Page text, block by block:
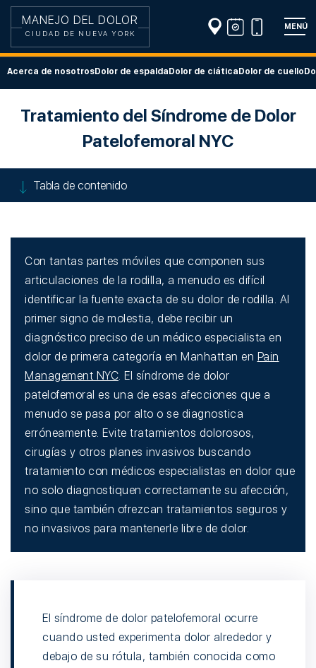
MANEJO DEL DOLOR
CIUDAD DE NUEVA YORK
Acerca de nosotrosDolor de espalda Dolor de ciática Dolor de cuello
MENÚ
Tratamiento del Síndrome de Dolor
Patelofemoral NYC
Tabla de contenido
Con tantas partes móviles que componen sus
articulaciones de la rodilla, a menudo es difícil
identificar la fuente exacta de su dolor de rodilla. Al
primer signo de molestia, debe recibir un
diagnóstico preciso de un médico especialista en
dolor de primera categoría en Manhattan en Pain
Management NYC. El síndrome de dolor
patelofemoral es una de esas afecciones que a
menudo se pasa por alto o se diagnostica
erróneamente. Evite tratamientos dolorosos,
cirugías y otros planes invasivos buscando
tratamiento con médicos especialistas en dolor que
no solo diagnostiquen correctamente su afección,
sino que también ofrezcan tratamientos seguros y
no invasivos para mantenerle libre de dolor.
El síndrome de dolor patelofemoral ocurre
cuando usted experimenta dolor alrededor y
debajo de su rótula, también conocida como